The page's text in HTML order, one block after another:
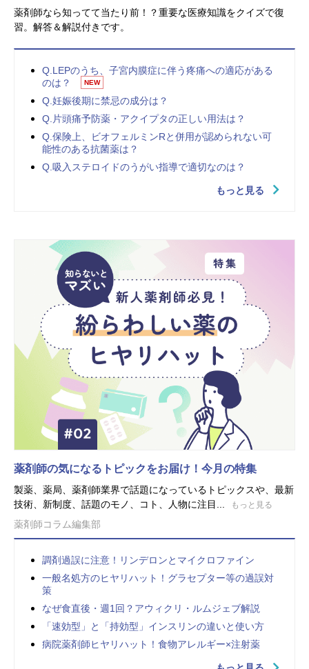
薬剤師なら知ってて当たり前！？重要な医療知識をクイズで復
習。解答＆解説付きです。
Q.LEPのうち、子宮内膜症に伴う疼痛への適応がある
のは？
NEW
Q.妊娠後期に禁忌の成分は？
Q.片頭痛予防薬・アクイプタの正しい用法は？
Q.保険上、ビオフェルミンRと併用が認められない可
能性のある抗菌薬は？
Q.吸入ステロイドのうがい指導で適切なのは？
もっと見る
薬剤師の気になるトピックをお届け！今月の特集
製薬、薬局、薬剤師業界で話題になっているトピックスや、最新
技術、新制度、話題のモノ、コト、人物に注目...
もっと見る
薬剤師コラム編集部
調剤過誤に注意！リンデロンとマイクロファイン
一般名処方のヒヤリハット！グラセプター等の過誤対
策
なぜ食直後・週1回？アウィクリ・ルムジェブ解説
「速効型」と「持効型」インスリンの違いと使い方
病院薬剤師ヒヤリハット！食物アレルギー×注射薬